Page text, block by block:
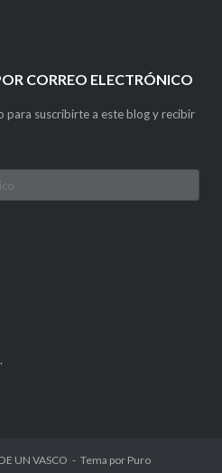
CORREO ELECTRÓNICO
suscribirte a este blog y recibir
UN VASCO Tema por Puro